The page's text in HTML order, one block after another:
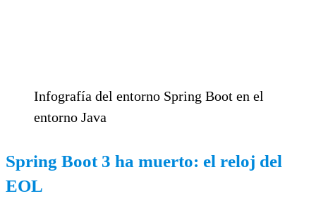
Infografía del entorno Spring Boot en el
entorno Java
Spring Boot 3 ha muerto: el reloj del
EOL